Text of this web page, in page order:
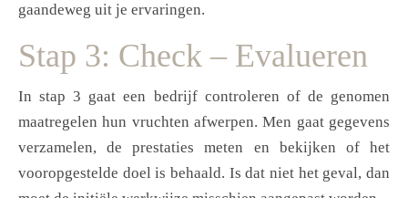
gaandeweg uit je ervaringen.
Stap 3: Check – Evalueren
In stap 3 gaat een bedrijf controleren of de genomen
maatregelen hun vruchten afwerpen. Men gaat gegevens
verzamelen, de prestaties meten en bekijken of het
vooropgestelde doel is behaald. Is dat niet het geval, dan